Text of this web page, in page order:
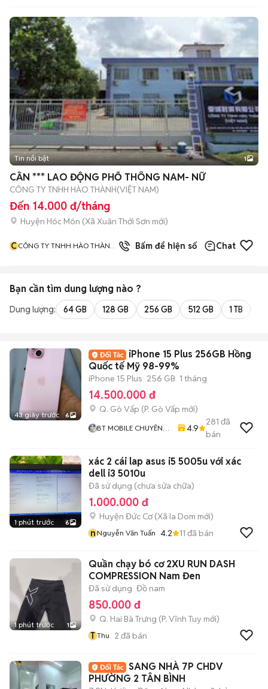
Tin nổi bật 1
CẦN *** LAO ĐỘNG PHỔ THÔNG NAM- NỮ
CÔNG TY TNHH HÀO THÀNH(VIỆT NAM)
Đến 14.000 đ/tháng
Huyện Hóc Môn (Xã Xuân Thới Sơn mới)
CCÔNG TY TNHH HÀO THÀNH
Bấm để hiện số Chat
Bạn cần tìm dung lượng nào ?
Dung lượng: 64 GB 128 GB 256 GB 512 GB 1 TB
43 giây trước 6
iPhone 15 Plus 256GB Hồng
Quốc tế Mỹ 98-99%
iPhone 15 Plus 256 GB 1 tháng
14.500.000 đ
Q. Gò Vấp (P. Gò Vấp mới)
BT MOBILE CHUYÊN
4.9
281 đã
bán
1 phút trước 6
xác 2 cái lap asus i5 5005u với xác
dell i3 5010u
Đã sử dụng (chưa sửa chữa)
1.000.000 đ
Huyện Đức Cơ(Xã Ia Dom mới)
nNguyễn Văn Tuấn 4.2 11 đã bán
1 phút trước 1
Quần chạy bó cơ 2XU RUN DASH
COMPRESSION Nam Đen
Đã sử dụng Đồ nam
850.000 đ
Q. Hai Bà Trưng (P. Vĩnh Tuy mới)
T Thu 2 đã bán
SANG NHÀ 7P CHDV
PHƯỜNG 2 TÂN BÌNH